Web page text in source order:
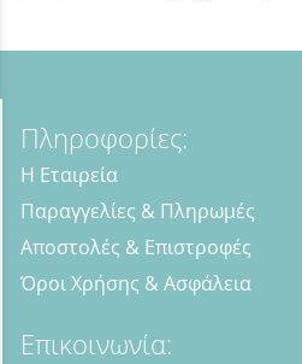
Πληροφορίες:
Η Εταιρεία
Παραγγελίες & Πληρωμές
Αποστολές & Επιστροφές
Όροι Χρήσης & Ασφάλεια
Επικοινωνία: